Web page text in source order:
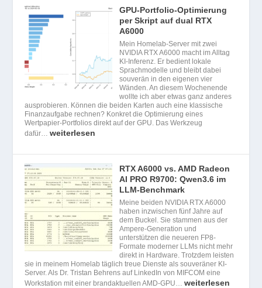
GPU-Portfolio-Optimierung
per Skript auf dual RTX
A6000
Mein Homelab-Server mit zwei
NVIDIA RTX A6000 macht im Alltag
KI-Inferenz. Er bedient lokale
Sprachmodelle und bleibt dabei
souverän in den eigenen vier
Wänden. An diesem Wochenende
wollte ich aber etwas ganz anderes
ausprobieren. Können die beiden Karten auch eine klassische
Finanzaufgabe rechnen? Konkret die Optimierung eines
Wertpapier-Portfolios direkt auf der GPU. Das Werkzeug
dafür…weiterlesen
RTX A6000 vs. AMD Radeon
AI PRO R9700: Qwen3.6 im
LLM-Benchmark
Meine beiden NVIDIA RTX A6000
haben inzwischen fünf Jahre auf
dem Buckel. Sie stammen aus der
Ampere-Generation und
unterstützen die neueren FP8-
Formate moderner LLMs nicht mehr
direkt in Hardware. Trotzdem leisten
sie in meinem Homelab täglich treue Dienste als souveräner KI-
Server. Als Dr. Tristan Behrens auf LinkedIn von MIFCOM eine
Workstation mit einer brandaktuellen AMD-GPU…weiterlesen